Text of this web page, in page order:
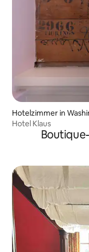
Hotelzimmer in
Hotel Klaus